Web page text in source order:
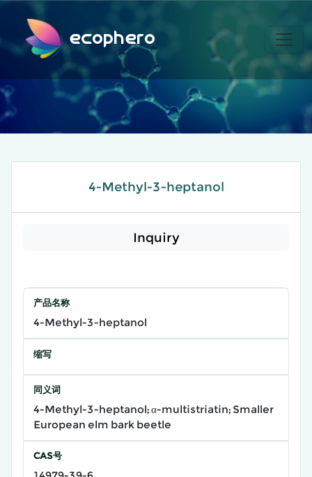
ecophero
4-Methyl-3-heptanol
Inquiry
产品名称
4-Methyl-3-heptanol
缩写
同义词
4-Methyl-3-heptanol; α-multistriatin; Smaller
European elm bark beetle
CAS号